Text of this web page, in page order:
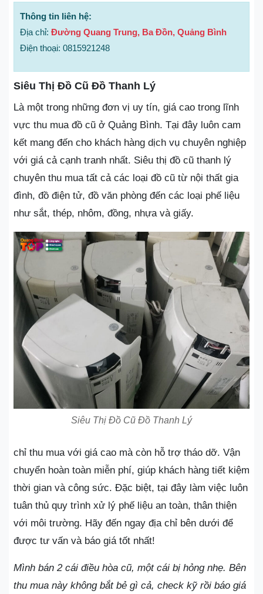
Thông tin liên hệ:
Địa chỉ: Đường Quang Trung, Ba Đồn, Quảng Bình
Điện thoại: 0815921248
Siêu Thị Đồ Cũ Đồ Thanh Lý
Là một trong những đơn vị uy tín, giá cao trong lĩnh
vực thu mua đồ cũ ở Quảng Bình. Tại đây luôn cam
kết mang đến cho khách hàng dịch vụ chuyên nghiệp
với giá cả cạnh tranh nhất. Siêu thị đồ cũ thanh lý
chuyên thu mua tất cả các loại đồ cũ từ nội thất gia
đình, đồ điện tử, đồ văn phòng đến các loại phế liệu
như sắt, thép, nhôm, đồng, nhựa và giấy.
Siêu Thị Đồ Cũ Đồ Thanh Lý
chỉ thu mua với giá cao mà còn hỗ trợ tháo dỡ. Vận
chuyển hoàn toàn miễn phí, giúp khách hàng tiết kiệm
thời gian và công sức. Đặc biệt, tại đây làm việc luôn
tuân thủ quy trình xử lý phế liệu an toàn, thân thiện
với môi trường. Hãy đến ngay địa chỉ bên dưới để
được tư vấn và báo giá tốt nhất!
Mình bán 2 cái điều hòa cũ, một cái bị hỏng nhẹ. Bên
thu mua này không bắt bẻ gì cả, check kỹ rồi báo giá